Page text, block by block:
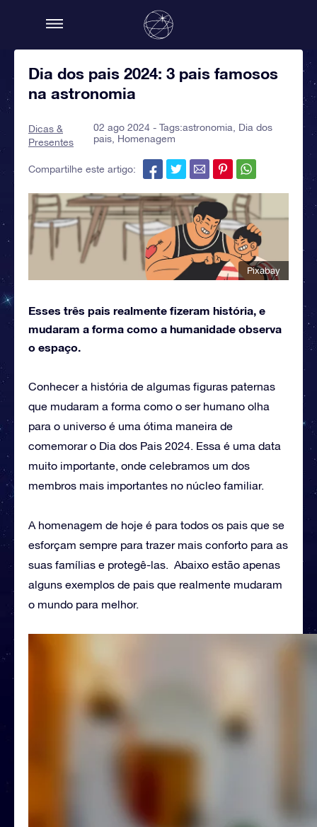
Dia dos pais 2024: 3 pais famosos
na astronomia
Dicas &
Presentes
02 ago 2024 - Tags:astronomia
Dia dos
pais, Homenagem
Compartilhe este artigo:
Pixabay
Esses três pais realmente fizeram história, e
mudaram a forma como a humanidade observa
o espaço.
Conhecer a história de algumas figuras paternas
que mudaram a forma como o ser humano olha
para o universo é uma ótima maneira de
comemorar o Dia dos Pais 2024. Essa é uma data
muito importante, onde celebramos um dos
membros mais importantes no núcleo familiar.
A homenagem de hoje é para todos os pais que se
esforçam sempre para trazer mais conforto para as
suas famílias e protegê-las. Abaixo estão apenas
alguns exemplos de pais que realmente mudaram
o mundo para melhor.